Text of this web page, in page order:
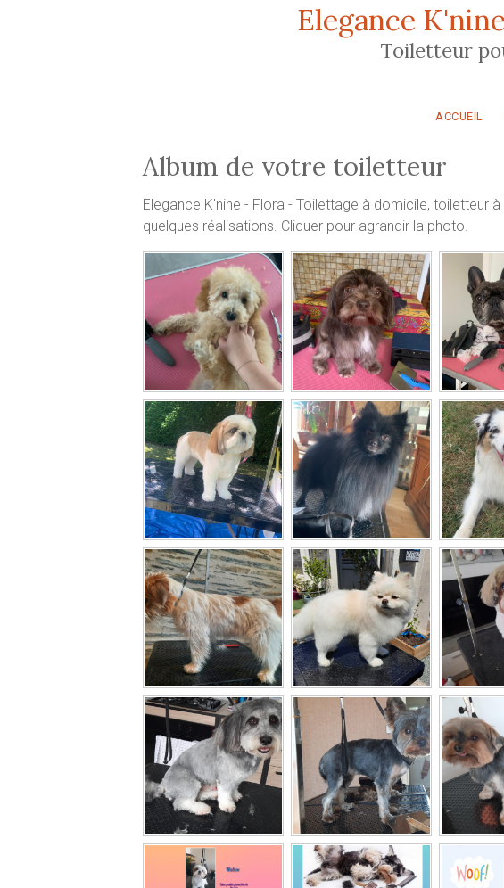
Elegance
Toiletteur
ACCUEIL
Album de votre toiletteur
Elegance K'nine - Flora - Toilettage à domicile, toiletteur
quelques réalisations. Cliquer pour agrandir la photo.